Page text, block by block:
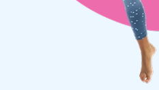
tenda em bolha insuflável. Se